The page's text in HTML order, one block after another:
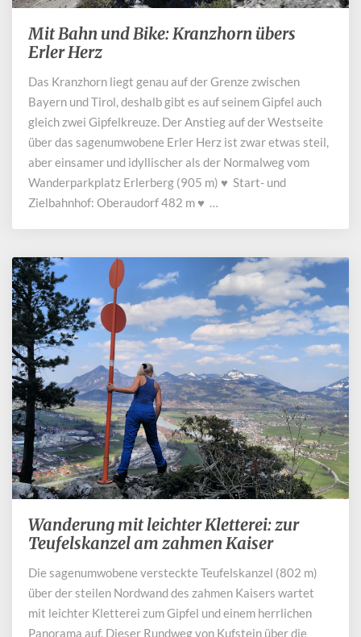
Mit
Bahn
Bike:
Kranzhorn
übers
Erler
Herz
Mit Bahn und Bike: Kranzhorn übers
Erler Herz
Das Kranzhorn liegt genau auf der Grenze zwischen
Bayern und Tirol, deshalb gibt es auf seinem Gipfel auch
gleich zwei Gipfelkreuze. Der Anstieg auf der Westseite
über das sagenumwobene Erler Herz ist zwar etwas steil,
aber einsamer und idyllischer als der Normalweg vom
Wanderparkplatz Erlerberg (905 m) ♥ Start- und
Zielbahnhof: Oberaudorf 482 m ♥ …
Wanderung
mit
Kletterei:
zur
Teufelskanzel
am
Wanderung mit leichter Kletterei: zur
Teufelskanzel am zahmen Kaiser
Die sagenumwobene versteckte Teufelskanzel (802 m)
über der steilen Nordwand des zahmen Kaisers wartet
mit leichter Kletterei zum Gipfel und einem herrlichen
Panorama auf. Dieser Rundweg von Kufstein über die